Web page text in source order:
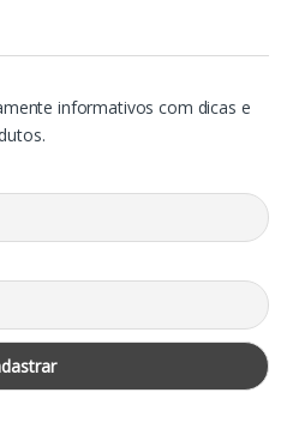
informativos com dicas e